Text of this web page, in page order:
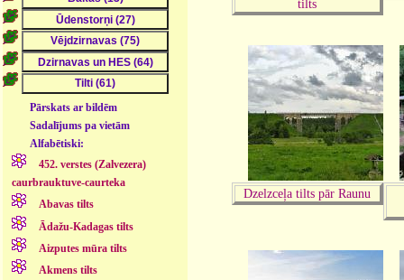
Pārskats ar bildēm
Sadalījums pa vietām
Alfabētiski:
452. verstes (Zalvezera)
caurbrauktuve-caurteka
Abavas tilts
Ādažu-Kadagas tilts
Aizputes mūra tilts
Akmens tilts
tilts
Dzelzceļa tilts pār Raunu